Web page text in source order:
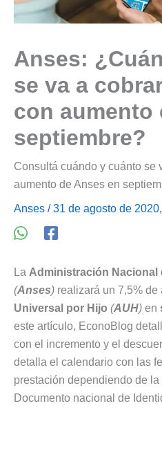
Anses:
se va a
con aumento
septiembre?
Consultá cuándo y cuánto se
aumento de Anses en
Anses / 31 de agosto de
La Administración Nacional
(Anses) realizará un 7,5% de
Universal por Hijo (AUH) en
este artículo, EconoBlog
con el incremento y el
detalla el calendario con las
prestación dependiendo de la
Documento nacional de